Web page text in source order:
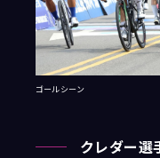
ゴールシーン
クレダー